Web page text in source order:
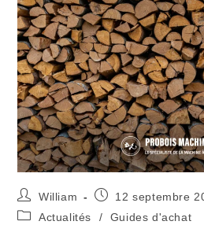
William
12 septembre
Actualités
/ Guides d'achat